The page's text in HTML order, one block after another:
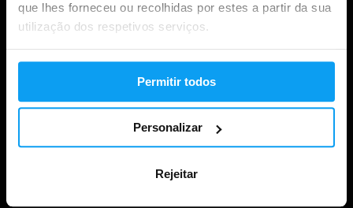
que lhes forneceu ou recolhidas por estes a partir da sua
utilização dos respetivos serviços.
Permitir todos
Personalizar
Rejeitar